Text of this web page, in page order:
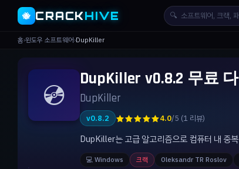
🐝 CRACKHIVE 🔍
홈›윈도우 소프트웨어›DupKiller
💿 DupKiller v0.8.2 무료
DupKiller
v0.8.2 ★★★★★4.0/5 (1 리뷰)
DupKiller는 고급 알고리즘으로 컴퓨터 내 중
💻 Windows 크랙 Oleksandr TR Roslov